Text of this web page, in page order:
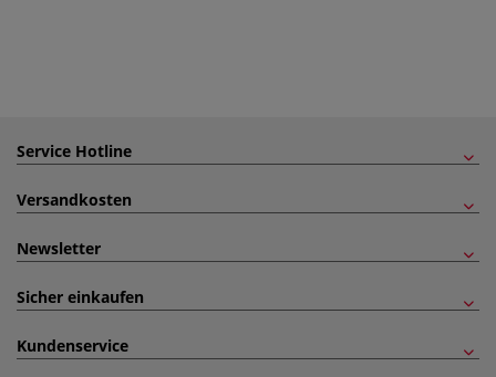
Service Hotline
Versandkosten
Newsletter
Sicher einkaufen
Kundenservice